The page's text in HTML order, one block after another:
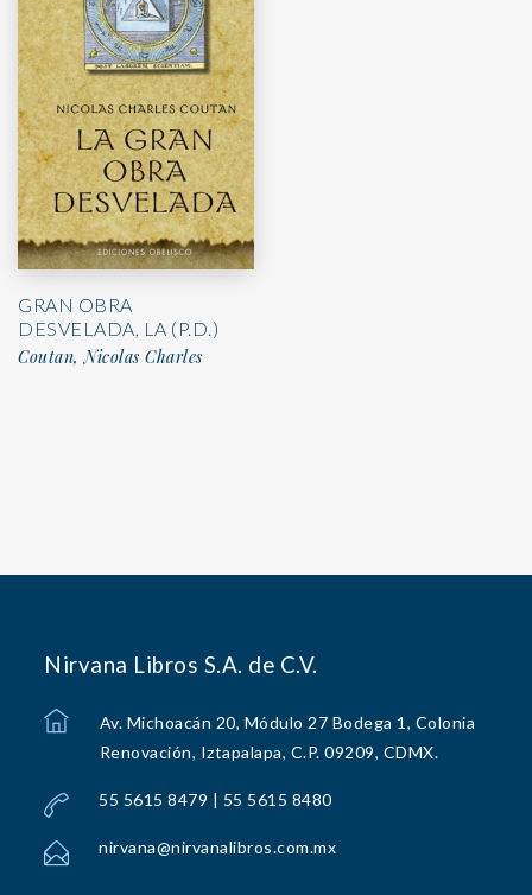
GRAN OBRA
DESVELADA, LA (P.D.)
Coutan, Nicolas Charles
Nirvana Libros S.A. de C.V.
Av. Michoacán 20, Módulo 27 Bodega 1, Colonia
Renovación, Iztapalapa, C.P. 09209, CDMX.
55 5615 8479 | 55 5615 8480
nirvana@nirvanalibros.com.mx